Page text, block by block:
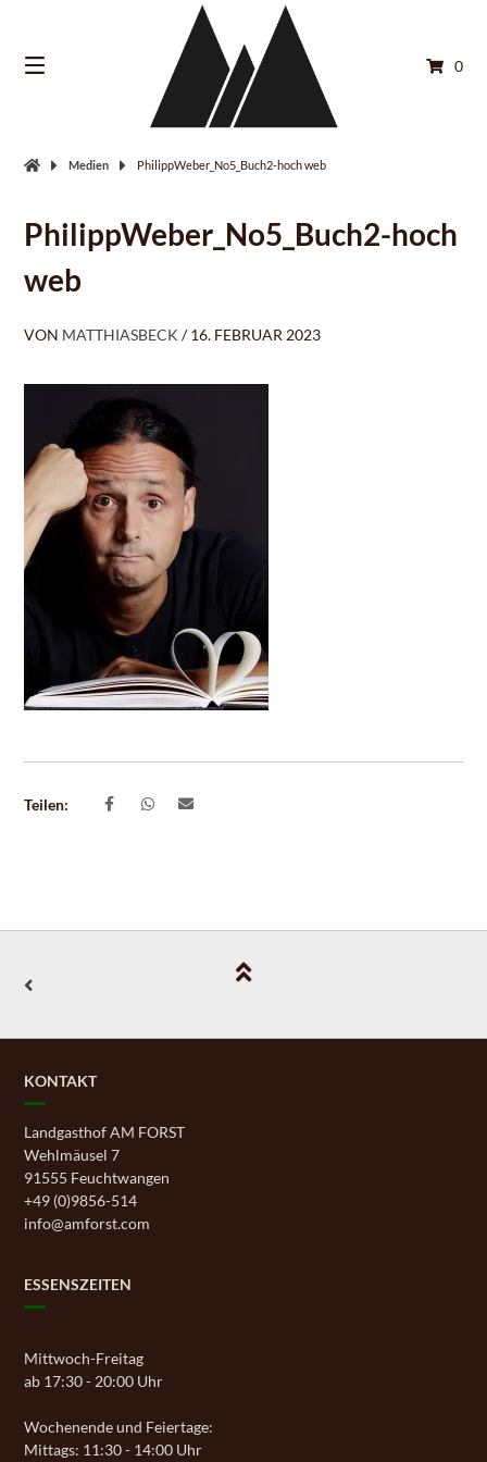
Inhalt
0
Medien PhilippWeber_No5_Buch2-hoch web
PhilippWeber_No5_Buch2-hoch
web
VON MATTHIASBECK / 16. FEBRUAR 2023
Teilen:
KONTAKT
Landgasthof AM FORST
Wehlmäusel 7
91555 Feuchtwangen
+49 (0)9856-514
info@amforst.com
ESSENSZEITEN
Mittwoch-Freitag
ab 17:30 - 20:00 Uhr
Wochenende und Feiertage:
Mittags: 11:30 - 14:00 Uhr